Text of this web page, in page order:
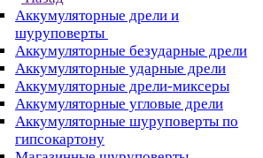
Аккумуляторные дрели и
шуруповерты
Аккумуляторные безударные дрели
Аккумуляторные ударные дрели
Аккумуляторные дрели-миксеры
Аккумуляторные угловые дрели
Аккумуляторные шуруповерты по
гипсокартону